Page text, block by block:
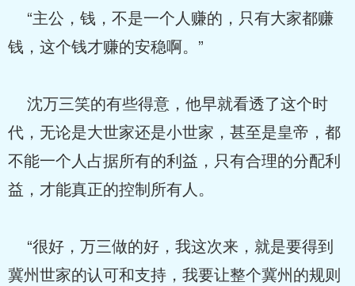
“主公，钱，不是一个人赚的，只有大家都赚
钱，这个钱才赚的安稳啊。”
沈万三笑的有些得意，他早就看透了这个时
代，无论是大世家还是小世家，甚至是皇帝，都
不能一个人占据所有的利益，只有合理的分配利
益，才能真正的控制所有人。
“很好，万三做的好，我这次来，就是要得到
冀州世家的认可和支持，我要让整个冀州的规则